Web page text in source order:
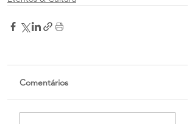
Comentários